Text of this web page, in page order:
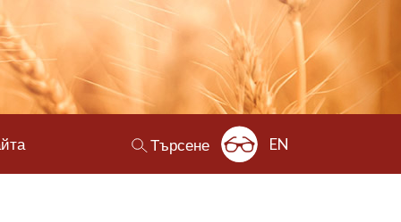
Търсене EN